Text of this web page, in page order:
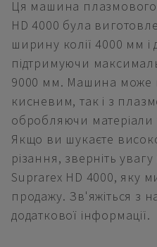
Ця машина плазмового
HD 4000 була
ширину колії 4000 мм
підтримуючи
9000 мм. Машина може
кисневим, так і з
обробляючи
Якщо ви шукаєте
різання, зверніть
Suprarex HD 4000, яку
продажу. Зв'яжіться з
додаткової інформації.